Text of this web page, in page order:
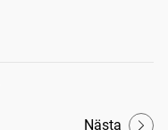
Nästa